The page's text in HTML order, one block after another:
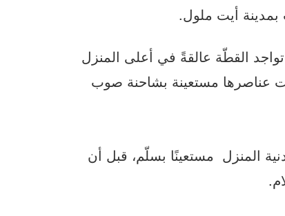
أيت ملول.
القطّة عالقةً في أعلى المنزل
عناصرها مستعينة بشاحنة صوب
المنزل مستعينًا بسلّم، قبل أن